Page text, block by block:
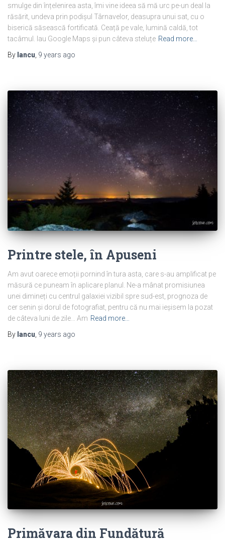
smulge din înțelenirea asta, îmi vine ideea să mă urc pe-un deal la
răsărit, undeva prin podișul Târnavelor, deasupra unui sat, cu o
biserică săsească fortificată. Ceață pe vale, lumină caldă, tot
tacâmul. Iau Google Maps și pun câteva steluțe Read more…
By Iancu 9 years ago
Printre stele, în Apuseni
Am avut oarece emoții pornind în tura asta, care s-au amplificat pe
măsură ce puneam în aplicare planul. Ne-a mânat promisiunea
unei dimineți cu centrul galaxiei vizibil spre sud-est, prognoza de
cer senin și dorul de fotografiat, pentru că nu mai ieșisem la pozat
de câteva luni de zile… Am Read more…
By Iancu 9 years ago
Primăvara din Fundătură